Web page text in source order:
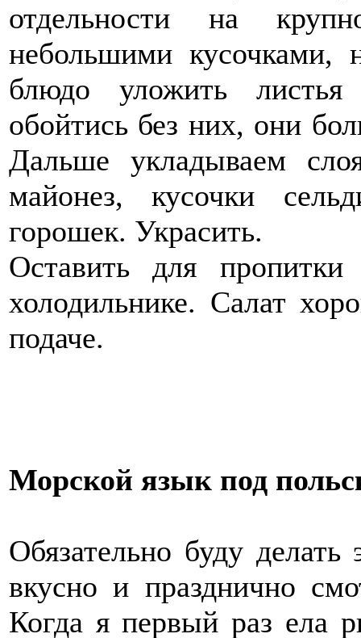
отдельности на
небольшими
блюдо уложить
обойтись без них, они
Дальше укладываем
майонез, кусочки
горошек. Украсить.
Оставить для
холодильнике. Салат
подаче.
Морской язык под
Обязательно буду
вкусно и празднично
Когда я первый раз ела